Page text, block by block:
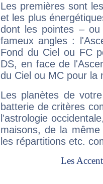
Les premières sont
et les plus
dont les pointes –
fameux angles :
Fond du Ciel ou FC
DS, en face de
du Ciel ou MC pour la
Les planètes de
batterie de critères
l'astrologie
maisons, de la
les répartitions etc.